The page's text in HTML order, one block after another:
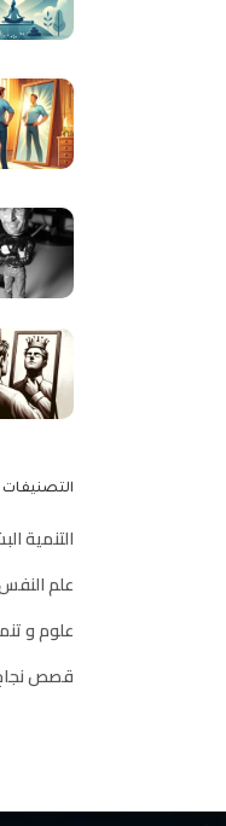
التصنيفات
التنمية
علم
علوم و
قصص